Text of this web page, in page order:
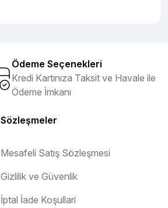
Ödeme Seçenekleri
Kredi Kartınıza Taksit ve Havale ile
Ödeme İmkanı
Sözleşmeler
Mesafeli Satış Sözleşmesi
Gizlilik ve Güvenlik
İptal İade Koşullari